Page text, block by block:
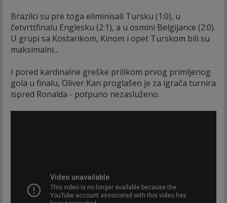
Brazilci su pre toga eliminisali Tursku (1:0), u
četvrttfinalu Englesku (2:1), a u osmini Belgijance (2:0).
U grupi sa Kostarikom, Kinom i opet Turskom bili su
maksimalni...
I pored kardinalne greške prilikom prvog primljenog
gola u finalu, Oliver Kan proglašen je za igrača turnira
ispred Ronalda - potpuno nezasluženo.